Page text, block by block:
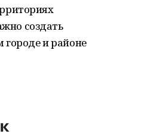
создать
и районе